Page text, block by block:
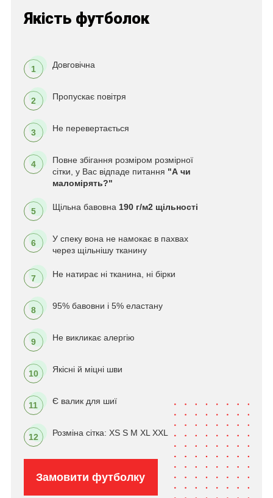
Якість футболок
1 Довговічна
2 Пропускає повітря
3 Не перевертається
4
Повне збігання розміром розмірної
сітки, у Вас відпаде питання "А чи
маломірять?"
5 Щільна бавовна 190 г/м2 щільності
6
У спеку вона не намокає в пахвах
через щільнішу тканину
7 Не натирає ні тканина, ні бірки
8 95% бавовни і 5% еластану
9 Не викликає алергію
10 Якісні й міцні шви
11 Є валик для шиї
12 Розміна сітка: XS S M XL XXL
Замовити футболку